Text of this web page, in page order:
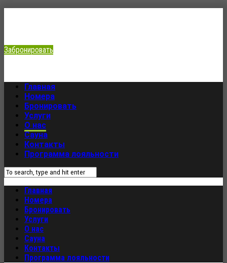
Забронировать
Главная
Номера
Бронировать
Услуги
О нас
Сауна
Контакты
Программа лояльности
Главная
Номера
Бронировать
Услуги
О нас
Сауна
Контакты
Программа лояльности